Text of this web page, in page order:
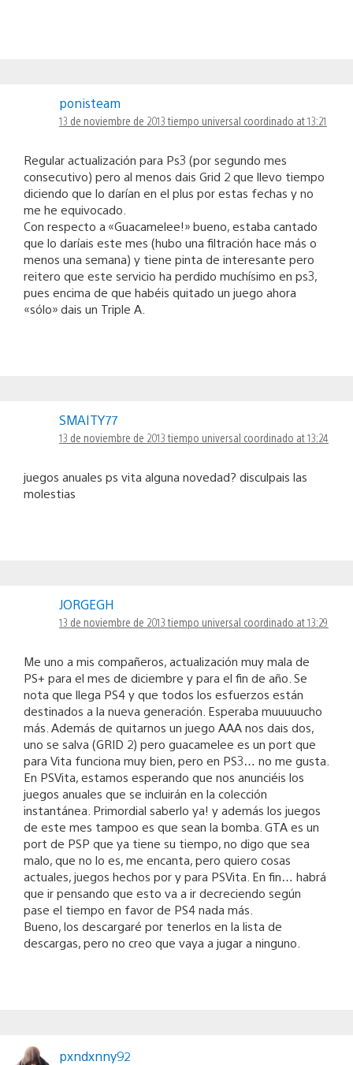
ponisteam
13 de noviembre de 2013 tiempo universal coordinado at 13:21
Regular actualización para Ps3 (por segundo mes
consecutivo) pero al menos dais Grid 2 que llevo tiempo
diciendo que lo darían en el plus por estas fechas y no
me he equivocado.
Con respecto a «Guacamelee!» bueno, estaba cantado
que lo daríais este mes (hubo una filtración hace más o
menos una semana) y tiene pinta de interesante pero
reitero que este servicio ha perdido muchísimo en ps3,
pues encima de que habéis quitado un juego ahora
«sólo» dais un Triple A.
SMAITY77
13 de noviembre de 2013 tiempo universal coordinado at 13:24
juegos anuales ps vita alguna novedad? disculpais las
molestias
JORGEGH
13 de noviembre de 2013 tiempo universal coordinado at 13:29
Me uno a mis compañeros, actualización muy mala de
PS+ para el mes de diciembre y para el fin de año. Se
nota que llega PS4 y que todos los esfuerzos están
destinados a la nueva generación. Esperaba muuuuucho
más. Además de quitarnos un juego AAA nos dais dos,
uno se salva (GRID 2) pero guacamelee es un port que
para Vita funciona muy bien, pero en PS3… no me gusta.
En PSVita, estamos esperando que nos anunciéis los
juegos anuales que se incluirán en la colección
instantánea. Primordial saberlo ya! y además los juegos
de este mes tampoo es que sean la bomba. GTA es un
port de PSP que ya tiene su tiempo, no digo que sea
malo, que no lo es, me encanta, pero quiero cosas
actuales, juegos hechos por y para PSVita. En fin… habrá
que ir pensando que esto va a ir decreciendo según
pase el tiempo en favor de PS4 nada más.
Bueno, los descargaré por tenerlos en la lista de
descargas, pero no creo que vaya a jugar a ninguno.
pxndxnny92